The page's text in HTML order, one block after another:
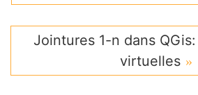
Jointures 1-n dans
virtuelles